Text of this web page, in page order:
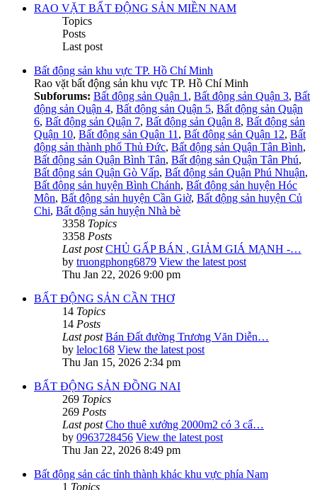
RAO VẶT BẤT ĐỘNG SẢN MIỀN NAM
Topics
Posts
Last post
Bất động sản khu vực TP. Hồ Chí Minh
Rao vặt bất động sản khu vực TP. Hồ Chí Minh
Subforums: Bất động sản Quận 1 , Bất động sản Quận 3, Bất
động sản Quận 4, Bất động sản Quận 5, Bất động sản Quận
6, Bất động sản Quận 7, Bất động sản Quận 8, Bất động sản
Quận 10, Bất động sản Quận 11 , Bất động sản Quận 12, Bất
động sản thành phố Thủ Đức, Bất động sản Quận Tân Bình,
Bất động sản Quận Bình Tân, Bất động sản Quận Tân Phú,
Bất động sản Quận Gò Vấp, Bất động sản Quận Phú Nhuận,
Bất động sản huyện Bình Chánh, Bất động sản huyện Hóc
Môn, Bất động sản huyện Cần Giờ, Bất động sản huyện Củ
Chi, Bất động sản huyện Nhà bè
3358 Topics
3358 Posts
Last post CHỦ GẤP BÁN , GIẢM GIÁ MẠNH -…
by truongphong6879 View the latest post
Thu Jan 22, 2026 9:00 pm
BẤT ĐỘNG SẢN CẦN THƠ
14 Topics
14 Posts
Last post Bán Đất đường Trương Văn Diễn…
by leloc168 View the latest post
Thu Jan 15, 2026 2:34 pm
BẤT ĐỘNG SẢN ĐỒNG NAI
269 Topics
269 Posts
Last post Cho thuê xưởng 2000m2 có 3 cẩ…
by 0963728456 View the latest post
Thu Jan 22, 2026 8:49 pm
Bất động sản các tỉnh thành khác khu vực phía Nam
1 Topics